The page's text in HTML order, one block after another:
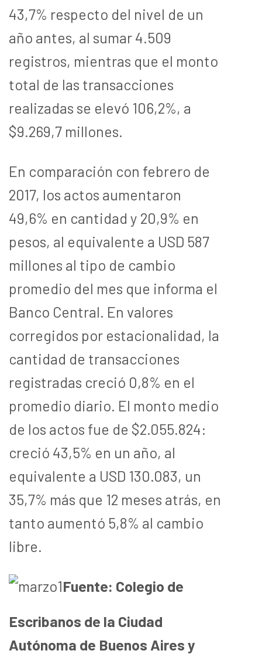
43,7% respecto del nivel de un
año antes, al sumar 4.509
registros, mientras que el monto
total de las transacciones
realizadas se elevó 106,2%, a
$9.269,7 millones.
En comparación con febrero de
2017, los actos aumentaron
49,6% en cantidad y 20,9% en
pesos, al equivalente a USD 587
millones al tipo de cambio
promedio del mes que informa el
Banco Central. En valores
corregidos por estacionalidad, la
cantidad de transacciones
registradas creció 0,8% en el
promedio diario. El monto medio
de los actos fue de $2.055.824:
creció 43,5% en un año, al
equivalente a USD 130.083, un
35,7% más que 12 meses atrás, en
tanto aumentó 5,8% al cambio
libre.
Fuente: Colegio de
Escribanos de la Ciudad
Autónoma de Buenos Aires y